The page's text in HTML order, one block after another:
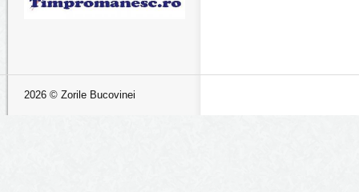
2026 © Zorile Bucovinei